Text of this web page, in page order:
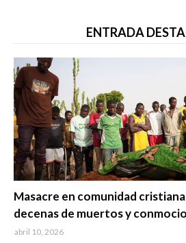
ENTRADA
Masacre en comunidad
decenas de muertos y
abril 10, 2026